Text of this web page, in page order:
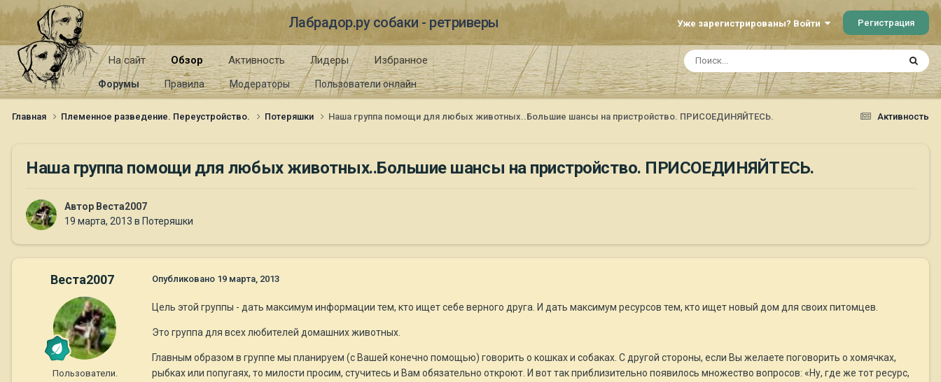
Лабрадор.ру собаки - ретриверы Уже зарегистрированы? Войти Регистрация
На сайт Обзор
Форумы Правила Модераторы Пользователи онлайн
Активность Лидеры Избранное
Активность
Главная Племенное разведение. Переустройство. Потеряшки Наша группа помощи для любых животных..Большие шансы на пристройство. ПРИСОЕДИНЯЙТЕСЬ.
Наша группа помощи для любых животных..Большие шансы на пристройство. ПРИСОЕДИНЯЙТЕСЬ.
Автор Веста2007
19 марта, 2013 в Потеряшки
Веста2007
Пользователи.
Опубликовано 19 марта, 2013
Цель этой группы - дать максимум информации тем, кто ищет себе верного друга. И дать максимум ресурсов тем, кто ищет новый дом для своих питомцев.
Это группа для всех любителей домашних животных.
Главным образом в группе мы планируем (с Вашей конечно помощью) говорить о кошках и собаках. С другой стороны, если Вы желаете поговорить о хомячках,
рыбках или попугаях, то милости просим, стучитесь и Вам обязательно откроют. И вот так приблизительно появилось множество вопросов: «Ну, где же тот ресурс,